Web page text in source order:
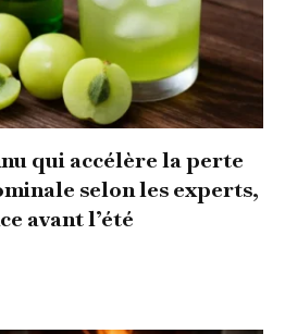
qui accélère la perte
selon les experts,
avant l’été